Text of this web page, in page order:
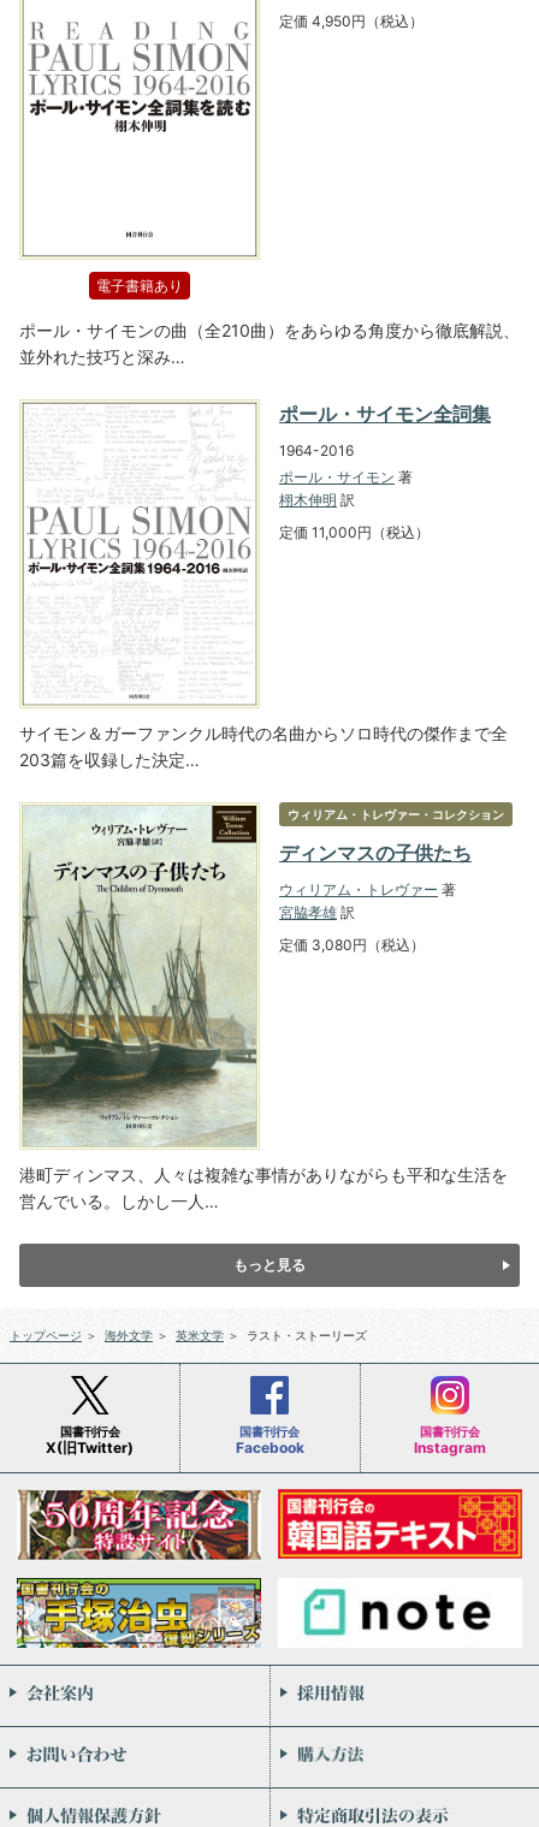
電子書籍あり
定価 4,950円（税込）
ポール・サイモンの曲（全210曲）をあらゆる角度から徹底解説、
並外れた技巧と深み…
ポール・サイモン全詞集
1964-2016
ポール・サイモン 著
栩木伸明 訳
定価 11,000円（税込）
サイモン＆ガーファンクル時代の名曲からソロ時代の傑作まで全
203篇を収録した決定…
ウィリアム・トレヴァー・コレクション
ディンマスの子供たち
ウィリアム・トレヴァー 著
宮脇孝雄 訳
定価 3,080円（税込）
港町ディンマス、人々は複雑な事情がありながらも平和な生活を
営んでいる。しかし一人…
もっと見る
トップページ ＞ 海外文学 ＞ 英米文学 ＞ ラスト・ストーリーズ
国書刊行会
X(旧Twitter)
国書刊行会
Facebook
国書刊行会
Instagram
会社案内
お問い合わせ
個人情報保護方針